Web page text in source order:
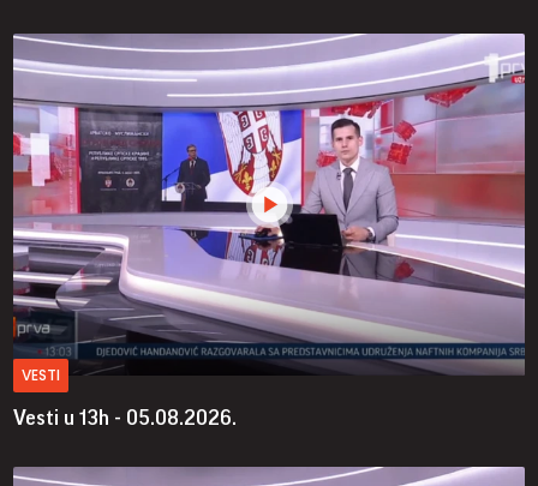
VESTI
Vesti u 13h - 05.08.2026.